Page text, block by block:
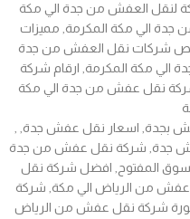
العفش من جدة الي مكة
الي مكة المكرمة, مميزات
شركات نقل العفش من جدة
الي مكة المكرمة, ارقام شركة
نقل عفش من جدة الي مكة
جدة, شركة نقل عفش من جدة
المفتوح, افضل شركة نقل
من الرياض الي مكة, شركة
شركة نقل عفش من الرياض